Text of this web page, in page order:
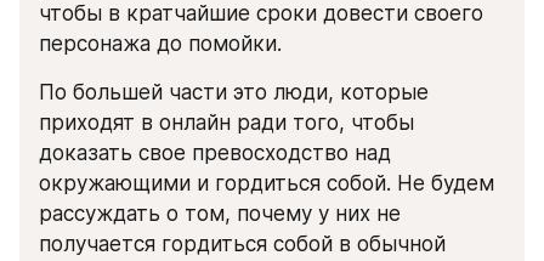
чтобы в кратчайшие сроки довести своего
персонажа до помойки.
По большей части это люди, которые
приходят в онлайн ради того, чтобы
доказать свое превосходство над
окружающими и гордиться собой. Не будем
рассуждать о том, почему у них не
получается гордиться собой в обычной